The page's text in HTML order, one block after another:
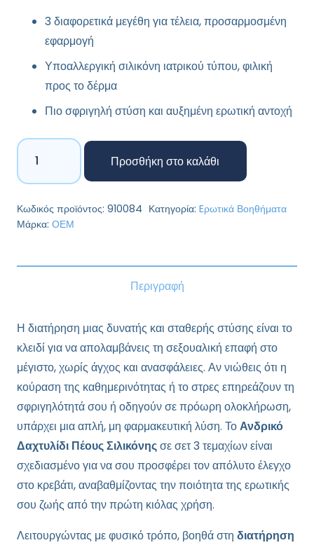
3 διαφορετικά μεγέθη για τέλεια, προσαρμοσμένη
εφαρμογή
Υποαλλεργική σιλικόνη ιατρικού τύπου, φιλική
προς το δέρμα
Πιο σφριγηλή στύση και αυξημένη ερωτική αντοχή
Ανδρικό
Δαχτυλίδι
Πέους
Σιλικόνης
(3
(ΟΕΜ)
ποσότητα
Προσθήκη στο καλάθι
Κωδικός προϊόντος: 910084 Κατηγορία: Eρωτικά Βοηθήματα
Μάρκα: ΟΕΜ
Περιγραφή
Η διατήρηση μιας δυνατής και σταθερής στύσης είναι το
κλειδί για να απολαμβάνεις τη σεξουαλική επαφή στο
μέγιστο, χωρίς άγχος και ανασφάλειες. Αν νιώθεις ότι η
κούραση της καθημερινότητας ή το στρες επηρεάζουν τη
σφριγηλότητά σου ή οδηγούν σε πρόωρη ολοκλήρωση,
υπάρχει μια απλή, μη φαρμακευτική λύση. ΤοΑνδρικό
Δαχτυλίδι Πέους Σιλικόνηςσε σετ 3 τεμαχίων είναι
σχεδιασμένο για να σου προσφέρει τον απόλυτο έλεγχο
στο κρεβάτι, αναβαθμίζοντας την ποιότητα της ερωτικής
σου ζωής από την πρώτη κιόλας χρήση.
Λειτουργώντας με φυσικό τρόπο, βοηθά στη διατήρηση